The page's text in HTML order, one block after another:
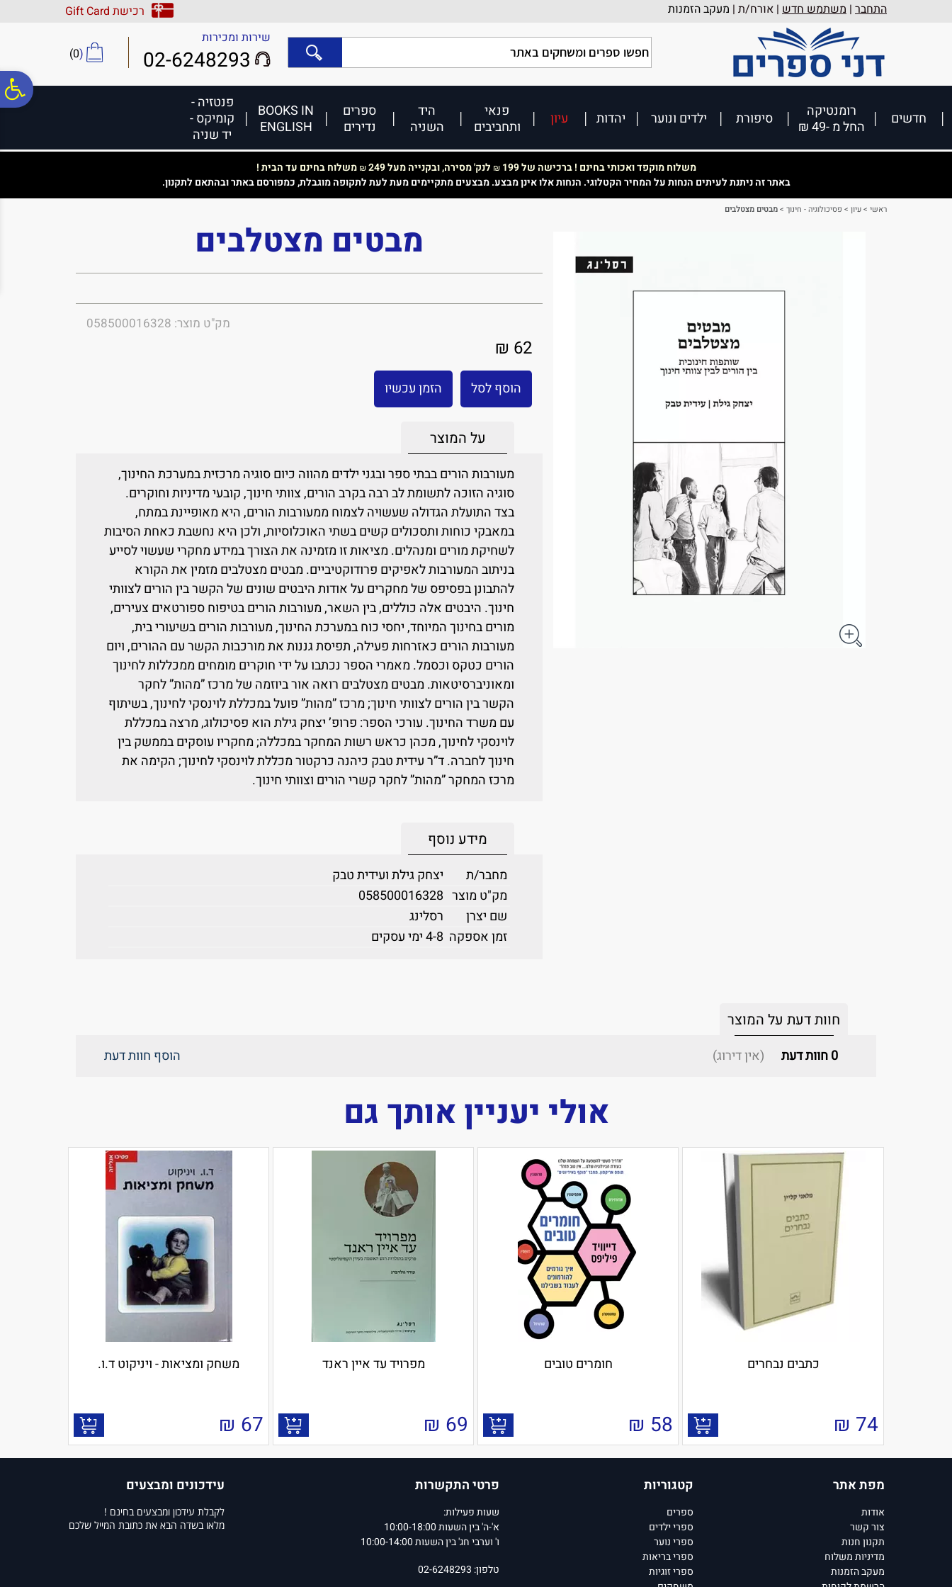
נגישות
אתר
המרכזי
התחבר | משתמש חדש | אורח/ת | מעקב הזמנות
רכישת Gift Card
שירות ומכירות
02-6248293
(
0
)
חדשים
רומנטיקה
החל מ -49 ₪
סיפורת ילדים ונוער יהדות עיון
פנאי
ותחביבים
היד
השניה
ספרים
נדירים
BOOKS IN
ENGLISH
פנטזיה -
קומיקס -
יד שניה
משלוח מוקפד ואכותי בחינם ! ברכישה של 199 ₪ לנק' מסירה, ובקנייה מעל 249 ₪משלוח בחינם עד הבית !
באתר זה ניתנת לעיתים הנחות על המחיר הקטלוגי. הנחות אלו אינן מבצע. מבצעים מתקיימים מעת לעת לתקופה מוגבלת, כמפורסם באתר ובהתאם לתקנון.
ראשי >עיון > פסיכולוגיה - חינוך >מבטים מצטלבים
מבטים מצטלבים
מק"ט מוצר: 058500016328
62 ₪
הוסף לסל הזמן עכשיו
על המוצר
מעורבות הורים בבתי ספר ובגני ילדים מהווה כיום סוגיה מרכזית במערכת החינוך,
סוגיה הזוכה לתשומת לב רבה בקרב הורים, צוותי חינוך, קובעי מדיניות וחוקרים.
בצד התועלת הגדולה שעשויה לצמוח ממעורבות הורים, היא מאופיינת במתח,
במאבקי כוחות ותסכולים קשים בשתי האוכלוסיות, ולכן היא נחשבת כאחת הסיבות
לשחיקת מורים ומנהלים. מציאות זו מזמינה את הצורך במידע מחקרי שעשוי לסייע
בניתוב המעורבות לאפיקים פרודוקטיביים. מבטים מצטלבים מזמין את הקורא
להתבונן בפסיפס של מחקרים על אודות היבטים שונים של הקשר בין הורים לצוותי
חינוך. היבטים אלה כוללים, בין השאר, מעורבות הורים בטיפוח ספורטאים צעירים,
מורים בחינוך המיוחד, יחסי כוח במערכת החינוך, מעורבות הורים בשיעורי בית,
מעורבות הורים כאזרחות פעילה, תפיסת גננות את מורכבות הקשר עם ההורים, ויום
הורים כטקס וכסמל. מאמרי הספר נכתבו על ידי חוקרים מומחים ממכללות לחינוך
ומאוניברסיטאות. מבטים מצטלבים רואה אור ביוזמה של מרכז ”מהות” לחקר
הקשר בין הורים לצוותי חינוך; מרכז ”מהות” פועל במכללת לוינסקי לחינוך, בשיתוף
עם משרד החינוך. עורכי הספר: פרופ’ יצחק גילת הוא פסיכולוג, מרצה במכללת
לוינסקי לחינוך, מכהן כראש רשות המחקר במכללה; מחקריו עוסקים בממשק בין
חינוך לחברה. ד”ר עידית טבק כיהנה כרקטור מכללת לוינסקי לחינוך; הקימה את
מרכז המחקר ”מהות” לחקר קשרי הורים וצוותי חינוך.
מידע נוסף
מחבר/ת
יצחק גילת ועידית טבק
מק"ט מוצר 058500016328
שם יצרן
רסלינג
זמן אספקה 4-8 ימי עסקים
חוות דעת על המוצר
0חוות דעת (אין דירוג) הוסף חוות דעת
אולי יעניין אותך גם
כתבים נבחרים
74
₪
חומרים טובים
58
₪
מפרויד עד איין ראנד
69
₪
משחק ומציאות - ויניקוט ד.ו.
67
₪
מפת אתר
אודות
צור קשר
תקנון חנות
מדיניות משלוח
מעקב הזמנות
קטגוריות
ספרים
ספרי ילדים
ספרי נוער
ספרי בריאות
ספרי זוגיות
פרטי התקשרות
שעות פעילות:
א'-ה' בין השעות 10:00-18:00
ו' וערבי חג' בין השעות 10:00-14:00
טלפון: 02-6248293
עידכונים ומבצעים
לקבלת עידכון ומבצעים בחינם !
מלאו בשדה הבא את כתובת המייל שלכם